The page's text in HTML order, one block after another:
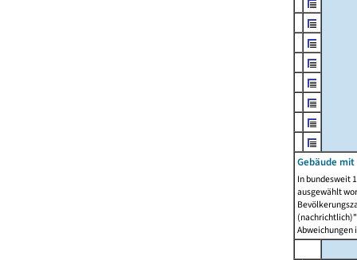
Gebäude mit
In bundesweit
ausgewählt
Abweichungen